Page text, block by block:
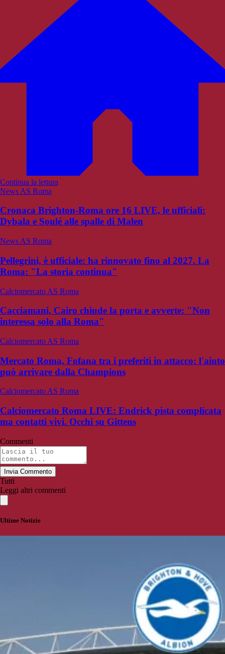
Continua la lettura
News AS Roma
Cronaca Brighton-Roma ore 16 LIVE, le ufficiali:
Dybala e Soulé alle spalle di Malen
News AS Roma
Pellegrini, è ufficiale: ha rinnovato fino al 2027. La
Roma: "La storia continua"
Calciomercato AS Roma
Cacciamani, Cairo chiude la porta e avverte: "Non
interessa solo alla Roma"
Calciomercato AS Roma
Mercato Roma, Fofana tra i preferiti in attacco: l'aiuto
può arrivare dalla Champions
Calciomercato AS Roma
Calciomercato Roma LIVE: Endrick pista complicata
ma contatti vivi. Occhi su Gittens
Commenti
Invia Commento
Tutti
Leggi altri commenti
Ultime Notizie